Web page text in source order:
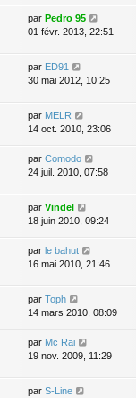
par Pedro 95
01 févr. 2013, 22:51
par ED91
30 mai 2012, 10:25
par MELR
14 oct. 2010, 23:06
par Comodo
24 juil. 2010, 07:58
par Vindel
18 juin 2010, 09:24
par le bahut
16 mai 2010, 21:46
par Toph
14 mars 2010, 08:09
par Mc Rai
19 nov. 2009, 11:29
par S-Line